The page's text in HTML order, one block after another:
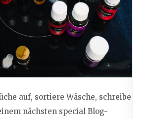
auf, sortiere Wäsche, schreibe
nächsten special Blog-